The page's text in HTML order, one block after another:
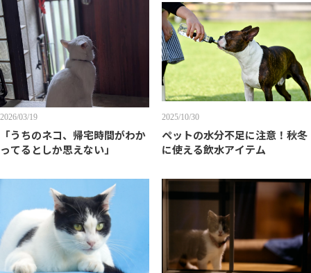
2026/03/19
「うちのネコ、帰宅時間がわか
ってるとしか思えない」
2025/10/30
ペットの水分不足に注意！秋冬
に使える飲水アイテム